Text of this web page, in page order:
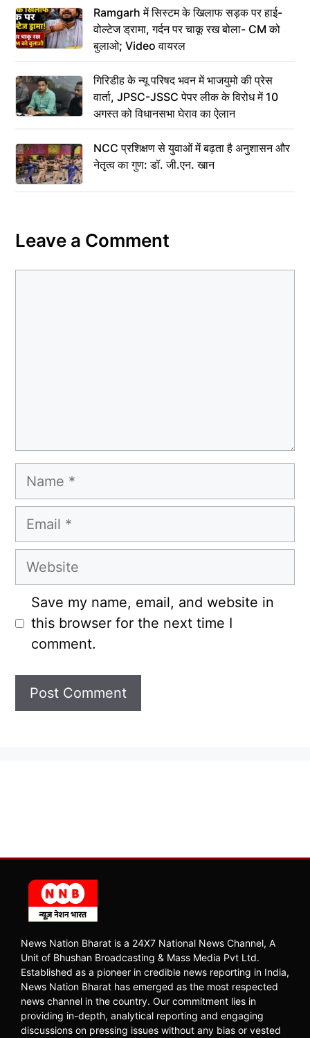
Ramgarh में सिस्टम के खिलाफ सड़क पर हाई-
वोल्टेज ड्रामा, गर्दन पर चाकू रख बोला- CM को
बुलाओ; Video वायरल
गिरिडीह के न्यू परिषद भवन में भाजयुमो की प्रेस
वार्ता, JPSC-JSSC पेपर लीक के विरोध में 10
अगस्त को विधानसभा घेराव का ऐलान
NCC प्रशिक्षण से युवाओं में बढ़ता है अनुशासन और
नेतृत्व का गुण: डॉ. जी.एन. खान
Leave a Comment
Name
Email
Website
Save my name, email, and website in
this browser for the next time I
comment.
News Nation Bharat is a 24X7 National News Channel, A
Unit of Bhushan Broadcasting & Mass Media Pvt Ltd.
Established as a pioneer in credible news reporting in India,
News Nation Bharat has emerged as the most respected
news channel in the country. Our commitment lies in
providing in-depth, analytical reporting and engaging
discussions on pressing issues without any bias or vested